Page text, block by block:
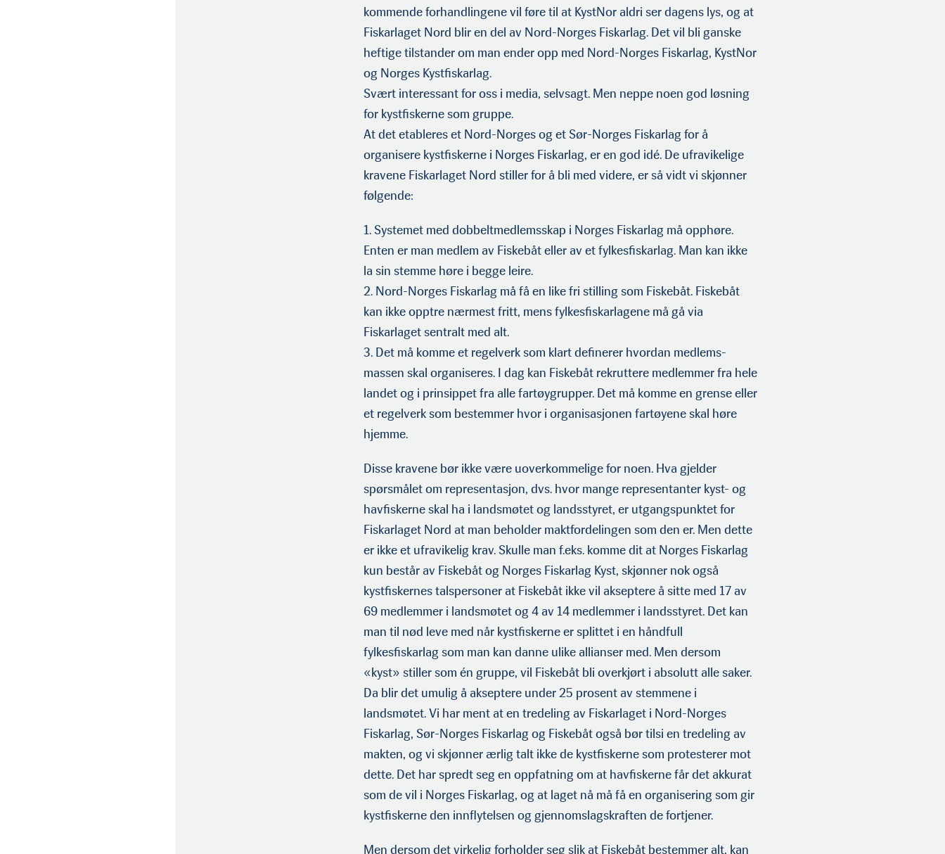
kommende forhandlingene vil føre til at KystNor aldri ser dagens lys, og at
Fiskarlaget Nord blir en del av Nord-Norges Fiskarlag. Det vil bli ganske
heftige tilstander om man ender opp med Nord-Norges Fiskarlag, KystNor
og Norges Kystfiskarlag.
Svært interessant for oss i media, selvsagt. Men neppe noen god løsning
for kystfis­kerne som gruppe.
At det etableres et Nord-Norges og et Sør-Norges Fiskarlag for å
organisere kystfiskerne i Norges Fiskarlag, er en god idé. De ufravikelige
kravene Fiskarlaget Nord stiller for å bli med videre, er så vidt vi skjønner
følgende:
1. Systemet med dobbeltmedlemsskap i Norges Fiskarlag må opphøre.
Enten er man medlem av Fiskebåt eller av et fylkesfiskarlag. Man kan ikke
la sin stemme høre i begge leire.
2. Nord-Norges Fiskarlag må få en like fri stilling som Fiskebåt. Fiskebåt
kan ikke opptre nærmest fritt, mens fylkesfiskarlagene må gå via
Fiskarlaget sentralt med alt.
3. Det må komme et regelverk som klart definerer hvordan medlems­
massen skal organiseres. I dag kan Fiskebåt rekruttere medlemmer fra hele
landet og i prinsippet fra alle fartøygrupper. Det må komme en grense eller
et regelverk som bestemmer hvor i organi­sasjonen fartøyene skal høre
hjemme.
Disse kravene bør ikke være uoverkommelige for noen. Hva gjelder
spørsmålet om representasjon, dvs. hvor mange representanter kyst- og
havfiskerne skal ha i landsmøtet og landsstyret, er utgangspunktet for
Fiskarlaget Nord at man beholder maktfordelin­gen som den er. Men dette
er ikke et ufravikelig krav. Skulle man f.eks. komme dit at Norges Fiskarlag
kun består av Fiskebåt og Norges Fiskarlag Kyst, skjønner nok også
kystfiskernes talsper­soner at Fiskebåt ikke vil akseptere å sitte med 17 av
69 medlem­mer i landsmøtet og 4 av 14 medlemmer i landsstyret. Det kan
man til nød leve med når kystfiskerne er splittet i en håndfull
fylkesfiskarlag som man kan danne ulike allianser med. Men dersom
«kyst» stiller som én gruppe, vil Fiskebåt bli overkjørt i abso­lutt alle saker.
Da blir det umulig å akseptere under 25 prosent av stemmene i
landsmøtet. Vi har ment at en tredeling av Fiskar­laget i Nord-Norges
Fiskarlag, Sør-Norges Fiskarlag og Fiskebåt også bør tilsi en tredeling av
makten, og vi skjønner ærlig talt ikke de kystfiskerne som protesterer mot
dette. Det har spredt seg en oppfatning om at havfiskerne får det akkurat
som de vil i Norges Fiskarlag, og at laget nå må få en organisering som gir
kystfiskerne den innflytelsen og gjennomslagskraften de fortjen­er.
Men dersom det virkelig forholder seg slik at Fiskebåt bestemmer alt, kan